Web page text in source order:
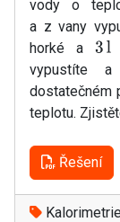
vody o
a z vany
horké a 3l
vypustíte a
dostatečném
teplotu.
Řešení